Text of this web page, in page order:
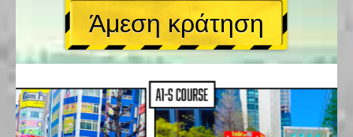
Άμεση κράτηση